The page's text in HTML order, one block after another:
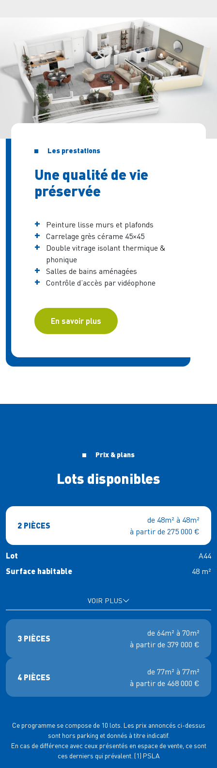
Les prestations
Une qualité de vie
préservée
Peinture lisse murs et plafonds
Carrelage grès cérame 45×45
Double vitrage isolant thermique &
phonique
Salles de bains aménagées
Contrôle d’accès par vidéophone
En savoir plus
Prix & plans
Lots disponibles
2 PIÈCES
de 48m² à 48m²
à partir de 275 000 €
Lot
A44
Surface habitable
48 m²
Surface extérieure
8m²
Prix TVA 20%
275 000 €(1)
Réserver en ligne
Être rappelé(e)
VOIR PLUS
3 PIÈCES
de 64m² à 70m²
à partir de 379 000 €
A13
64 m²
Étage
Surface extérieure
13m²
Prix TVA 20%
Réserver en ligne
Lot
B15
Surface habitable
4 PIÈCES
de 77m² à 77m²
à partir de 468 000 €
Surface habitable
77 m²
Orientation
Sud
Surface extérieure
VOIR PLUS
Ce programme se compose de 10 lots. Les prix annoncés ci-dessus
sont hors parking et donnés à titre indicatif.
En cas de différence avec ceux présentés en espace de vente, ce sont
ces derniers qui prévalent. (1) PSLA